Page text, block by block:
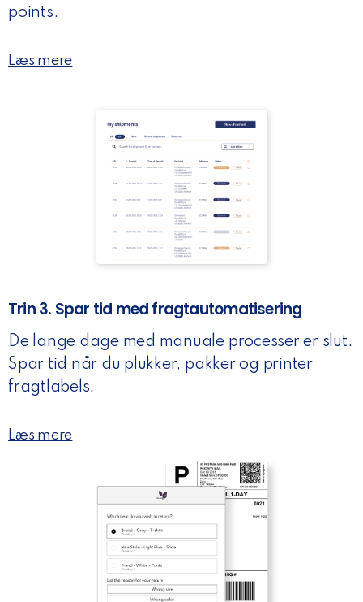
points.
Læs mere
Trin 3. Spar tid med fragtautomatisering
De lange dage med manuale processer er slut.
Spar tid når du plukker, pakker og printer
fragtlabels.
Læs mere